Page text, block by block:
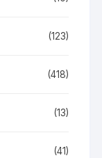
(123)
(418)
(13)
(41)